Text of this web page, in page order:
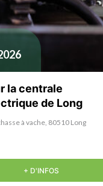
la centrale
de Long
à vache, 80510 Long
+ D'INFOS